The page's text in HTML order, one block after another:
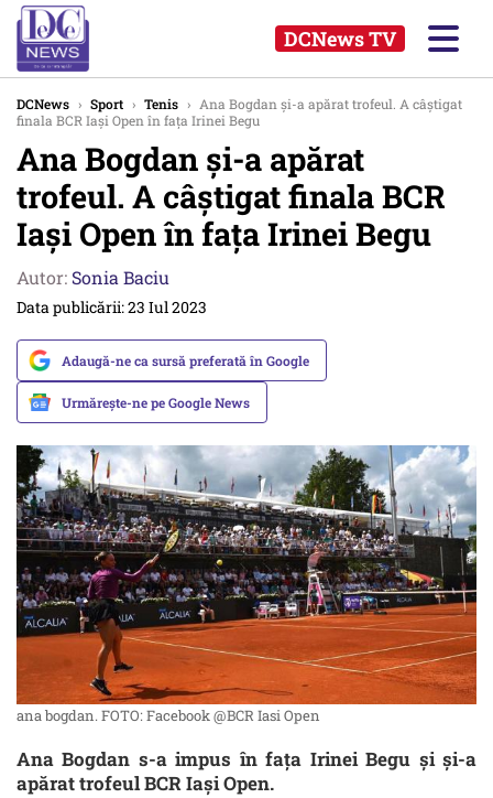
DCNews TV
DCNews › Sport › Tenis › Ana Bogdan și-a apărat trofeul. A câștigat
finala BCR Iași Open în fața Irinei Begu
Ana Bogdan și-a apărat
trofeul. A câștigat finala BCR
Iași Open în fața Irinei Begu
Autor: Sonia Baciu
Data publicării: 23 Iul 2023
Adaugă-ne ca sursă preferată în Google
Urmărește-ne pe Google News
ana bogdan. FOTO: Facebook @BCR Iasi Open
Ana Bogdan s-a impus în fața Irinei Begu și și-a
apărat trofeul BCR Iași Open.